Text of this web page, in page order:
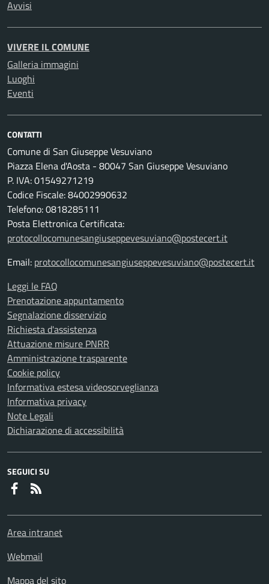
Avvisi
VIVERE IL COMUNE
Galleria immagini
Luoghi
Eventi
CONTATTI
Comune di San Giuseppe Vesuviano
Piazza Elena d'Aosta - 80047 San Giuseppe Vesuviano
P. IVA: 01549271219
Codice Fiscale: 84002990632
Telefono: 0818285111
Posta Elettronica Certificata:
protocollocomunesangiuseppevesuviano@postecert.it
Email: protocollocomunesangiuseppevesuviano@postecert.it
Leggi le FAQ
Prenotazione appuntamento
Segnalazione disservizio
Richiesta d'assistenza
Attuazione misure PNRR
Amministrazione trasparente
Cookie policy
Informativa estesa videosorveglianza
Informativa privacy
Note Legali
Dichiarazione di accessibilità
SEGUICI SU
Faceboook
Area intranet
Webmail
Mappa del sito